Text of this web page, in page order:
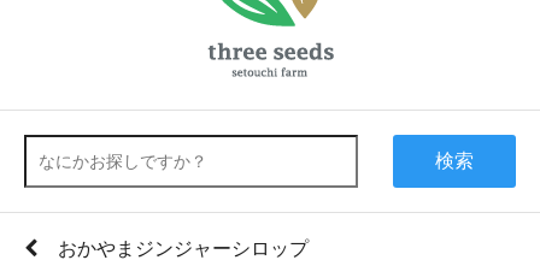
検索
おかやまジンジャーシロップ